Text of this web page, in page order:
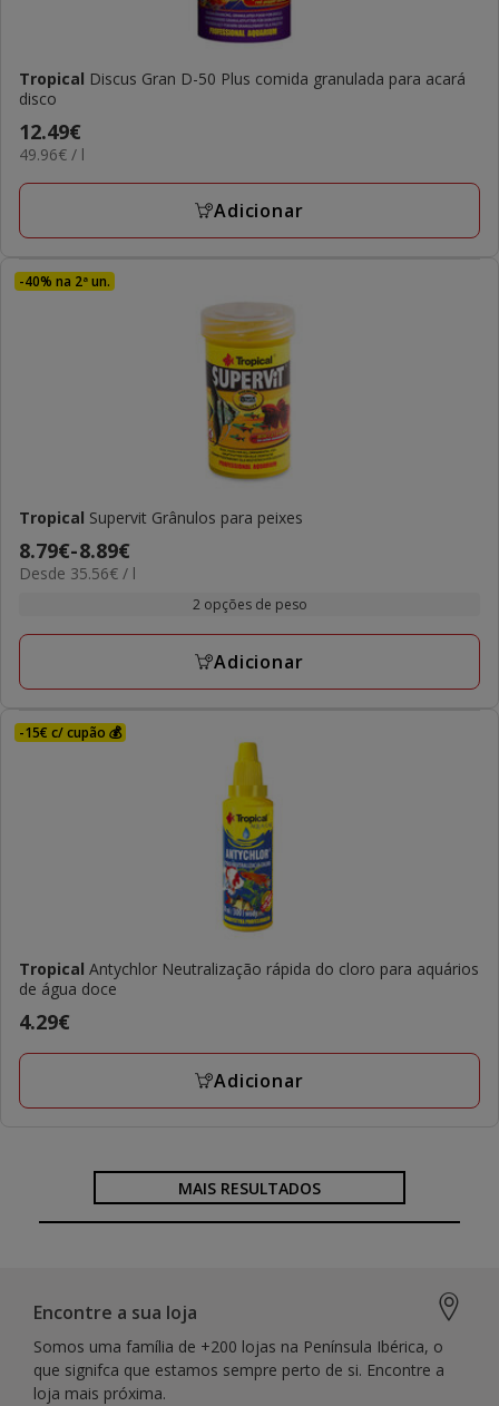
Tropical Discus Gran D-50 Plus comida granulada para acará
disco
Preço
12.49€
12.49€
49.96€
L
49.96€ / l
Adicionar
-40% na 2ª un.
Tropical Supervit Grânulos para peixes
Preço
de
a
8.79€-8.89€
35.56€
Desde 35.56€ / l
2 opções de peso
Adicionar
-15€ c/ cupão 💰
Tropical Antychlor Neutralização rápida do cloro para aquários
de água doce
Preço
4.29€
4.29€
Adicionar
MAIS RESULTADOS
Encontre a sua loja
Somos uma família de +200 lojas na Península Ibérica, o
que signifca que estamos sempre perto de si. Encontre a
loja mais próxima.